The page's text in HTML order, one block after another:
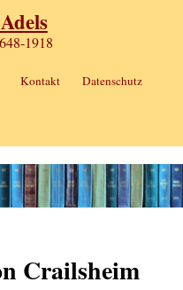
1918
Kontakt Datenschutz
Crailsheim